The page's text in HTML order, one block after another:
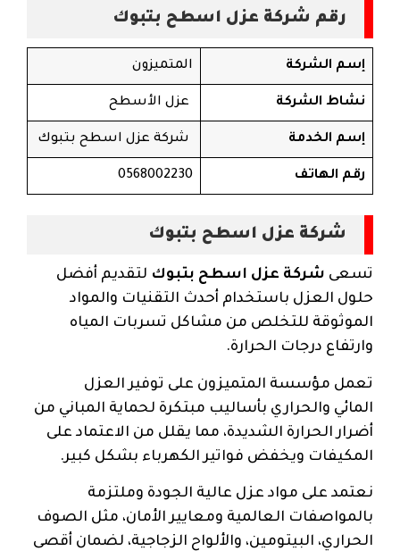
رقم شركة عزل اسطح بتبوك
إسم الشركة المتميزون
نشاط الشركة عزل الأسطح
إسم الخدمة شركة عزل اسطح بتبوك
رقم الهاتف 0568002230
شركة عزل اسطح بتبوك
تسعى شركة عزل اسطح بتبوك لتقديم أفضل
حلول العزل باستخدام أحدث التقنيات والمواد
الموثوقة للتخلص من مشاكل تسربات المياه
وارتفاع درجات الحرارة.
تعمل مؤسسة المتميزون على توفير العزل
المائي والحراري بأساليب مبتكرة لحماية المباني من
أضرار الحرارة الشديدة، مما يقلل من الاعتماد على
المكيفات ويخفض فواتير الكهرباء بشكل كبير.
نعتمد على مواد عزل عالية الجودة وملتزمة
بالمواصفات العالمية ومعايير الأمان، مثل الصوف
الحراري، البيتومين، والألواح الزجاجية، لضمان أقصى